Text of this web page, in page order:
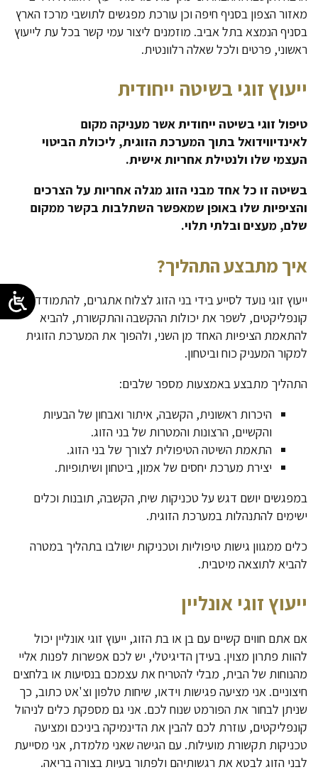
מאזור הצפון בסניף חיפה וכן עורכת מפגשים לתושבי מרכז הארץ
בסניף הנמצא בתל אביב. מוזמנים ליצור עמי קשר בכל עת לייעוץ
ראשוני, פרטים ולכל שאלה רלוונטית.
ייעוץ זוגי בשיטה ייחודית
טיפול זוגי בשיטה ייחודית אשר מעניקה מקום
לאינדיווידואל בתוך המערכת הזוגית, ליכולת הביטוי
העצמי שלו ולנטילת אחריות אישית.
בשיטה זו כל אחד מבני הזוג מגלה אחריות על הצרכים
והציפיות שלו באופן שמאפשר השתלבות בקשר ממקום
שלם, מעצים ובלתי תלוי.
איך מתבצע התהליך?
ייעוץ זוגי נועד לסייע בידי בני הזוג לצלוח אתגרים, להתמודד עם
קונפליקטים, לשפר את יכולות ההקשבה והתקשורת, להביא
להתאמת הציפיות האחד מן השני, ולהפוך את המערכת הזוגית
למקור המעניק כוח וביטחון.
התהליך מתבצע באמצעות מספר שלבים:
היכרות ראשונית, הקשבה, איתור ואבחון של הבעיות
והקשיים, הרצונות והמטרות של בני הזוג.
התאמת השיטה הטיפולית לצורך של בני הזוג.
יצירת מערכת יחסים של אמון, ביטחון ושיתופיות.
במפגשים יושם דגש על טכניקות שיח, הקשבה, תובנות וכלים
ישימים להתנהלות במערכת הזוגית.
כלים ממגוון גישות טיפוליות וטכניקות ישולבו בתהליך במטרה
להביא לתוצאה מיטבית.
ייעוץ זוגי אונליין
אם אתם חווים קשיים עם בן או בת הזוג, ייעוץ זוגי אונליין יכול
להוות פתרון מצוין. בעידן הדיגיטלי, יש לכם אפשרות לפנות אליי
מהנוחות של הבית, מבלי להטריח את עצמכם בנסיעות או בלחצים
חיצוניים. אני מציעה פגישות וידאו, שיחות טלפון וצ'אט כתוב, כך
שניתן לבחור את הפורמט שנוח לכם. אני גם מספקת כלים לניהול
קונפליקטים, עוזרת לכם להבין את הדינמיקה ביניכם ומציעה
טכניקות תקשורת מועילות. עם הגישה שאני מלמדת, אני מסייעת
לבני הזוג לבטא את רגשותיהם ולפתור בעיות בצורה בריאה.